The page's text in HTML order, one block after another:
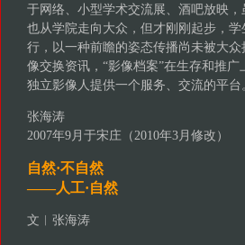
于网络、小型学术交流展、酒吧放映
也从学院走向大众，但才刚刚起步，
行，以一种前瞻的姿态传播尚未被大
像交换资讯，“影像档案”在生存和推
独立影像人提供一个服务、交流的平台
张海涛
2007年9月于宋庄（2010年3月修改）
自然·不自然
——人工·自然
文︱张海涛